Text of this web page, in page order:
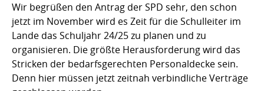
Wir begrüßen den Antrag der SPD sehr, den schon
jetzt im November wird es Zeit für die Schulleiter im
Lande das Schuljahr 24/25 zu planen und zu
organisieren. Die größte Herausforderung wird das
Stricken der bedarfsgerechten Personaldecke sein.
Denn hier müssen jetzt zeitnah verbindliche Verträge